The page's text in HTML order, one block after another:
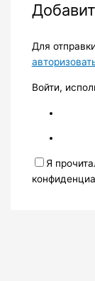
Для
Войти,
Я